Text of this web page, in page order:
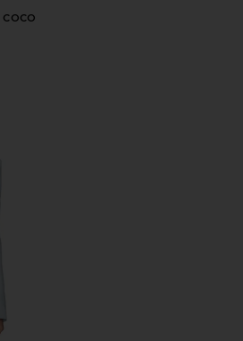
ЖАКЕТ С ОБЪЕМНЫМИ ПЛЕЧАМИ И БАСКОЙ